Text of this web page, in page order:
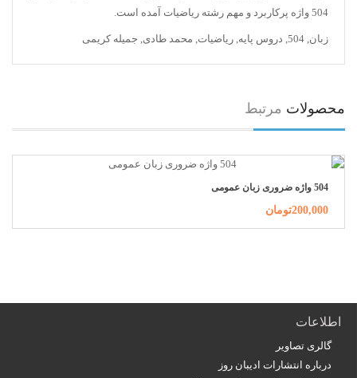
504 واژه پرکاربرد و مهم رشته ریاضیات آمده است
.
زبان,
504
, دروس پایه, ریاضیات, محمد طادی, جمیله کریمی
محصولات مرتبط
504 واژه ضروری زبان عمومی
200,000تومان
اطلاعات
گالری تصاویر
درباره انتشارات ادیبان روز